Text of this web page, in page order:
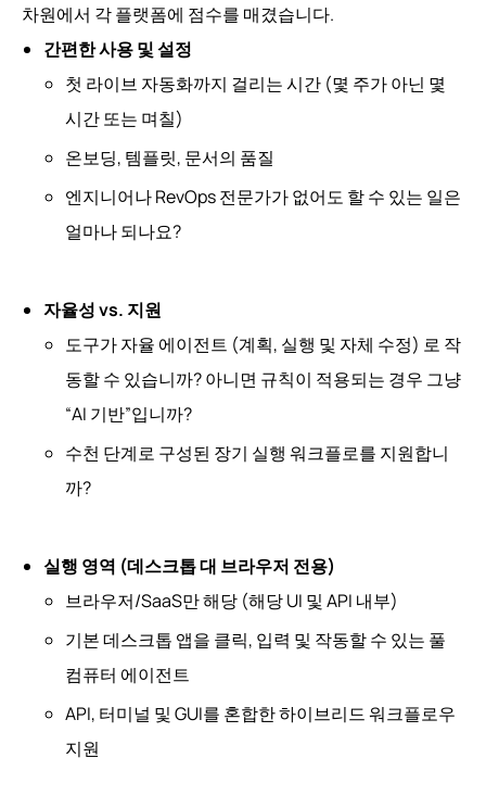
차원에서 각 플랫폼에 점수를 매겼습니다.
간편한 사용 및 설정
첫 라이브 자동화까지 걸리는 시간 (몇 주가 아닌 몇
시간 또는 며칠)
온보딩, 템플릿, 문서의 품질
엔지니어나 RevOps 전문가가 없어도 할 수 있는 일은
얼마나 되나요?
자율성 vs. 지원
도구가 자율 에이전트 (계획, 실행 및 자체 수정) 로 작
동할 수 있습니까? 아니면 규칙이 적용되는 경우 그냥
“AI 기반”입니까?
수천 단계로 구성된 장기 실행 워크플로를 지원합니
까?
실행 영역 (데스크톱 대 브라우저 전용)
브라우저/SaaS만 해당 (해당 UI 및 API 내부)
기본 데스크톱 앱을 클릭, 입력 및 작동할 수 있는 풀
컴퓨터 에이전트
API, 터미널 및 GUI를 혼합한 하이브리드 워크플로우
지원